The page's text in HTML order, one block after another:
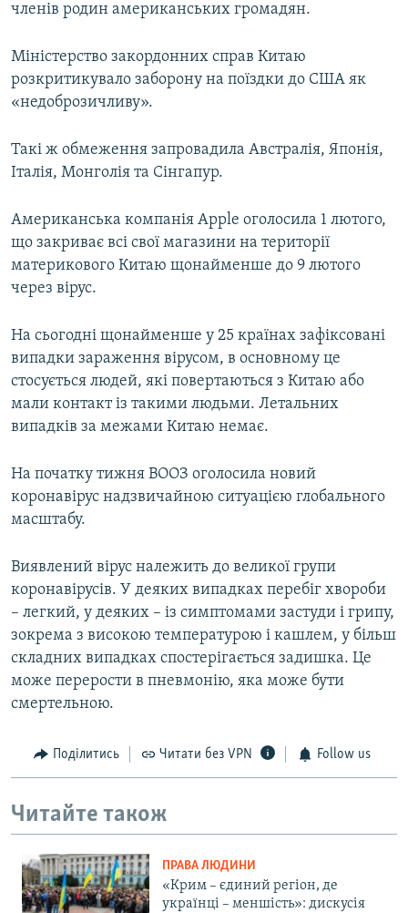
членів родин американських громадян.
Міністерство закордонних справ Китаю
розкритикувало заборону на поїздки до США як
«недоброзичливу».
Такі ж обмеження запровадила Австралія, Японія,
Італія, Монголія та Сінгапур.
Американська компанія Apple оголосила 1 лютого,
що закриває всі свої магазини на території
материкового Китаю щонайменше до 9 лютого
через вірус.
На сьогодні щонайменше у 25 країнах зафіксовані
випадки зараження вірусом, в основному це
стосується людей, які повертаються з Китаю або
мали контакт із такими людьми. Летальних
випадків за межами Китаю немає.
На початку тижня ВООЗ оголосила новий
коронавірус надзвичайною ситуацією глобального
масштабу.
Виявлений вірус належить до великої групи
коронавірусів. У деяких випадках перебіг хвороби
– легкий, у деяких – із симптомами застуди і грипу,
зокрема з високою температурою і кашлем, у більш
складних випадках спостерігається задишка. Це
може перерости в пневмонію, яка може бути
смертельною.
Поділитись Читати без VPN Follow us
Читайте також
ПРАВА ЛЮДИНИ
«Крим – єдиний регіон, де
українці – меншість»: дискусія